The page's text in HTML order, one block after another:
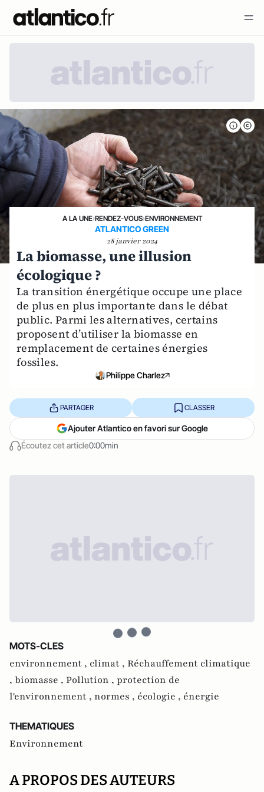
A LA UNE›RENDEZ-VOUS›ENVIRONNEMENT
ATLANTICO GREEN
28 janvier 2024
La biomasse, une illusion
écologique ?
La transition énergétique occupe une place
de plus en plus importante dans le débat
public. Parmi les alternatives, certains
proposent d’utiliser la biomasse en
remplacement de certaines énergies
fossiles.
Philippe Charlez
Écoutez cet article0:00min
PARTAGER CLASSER
Ajouter Atlantico en favori sur Google
MOTS-CLES
environnement , climat , Réchauffement climatique
, biomasse , Pollution , protection de
l'environnement , normes , écologie , énergie
THEMATIQUES
Environnement
A PROPOS DES AUTEURS